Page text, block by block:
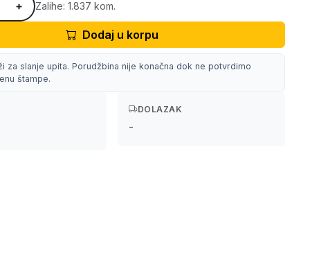
Zalihe: 1.837 kom.
Dodaj u korpu
za slanje upita. Porudžbina nije konačna dok ne potvrdimo
štampe.
DOLAZAK
-